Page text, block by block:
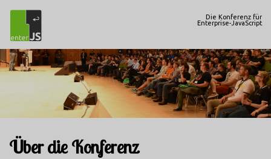
Die Konferenz für
Enterprise-JavaScript
Über die Konferenz